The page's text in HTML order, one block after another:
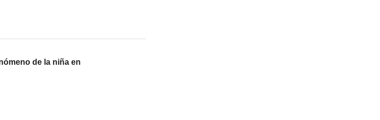
de la niña en